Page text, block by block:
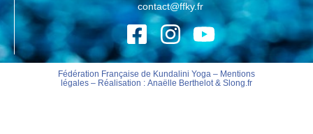
contact@ffky.fr
Fédération Française de Kundalini Yoga – Mentions
légales– Réalisation : Anaëlle Berthelot& Slong.fr